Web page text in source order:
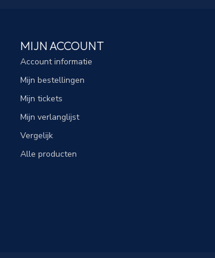
MIJN ACCOUNT
Account informatie
Mijn bestellingen
Mijn tickets
Mijn verlanglijst
Vergelijk
Alle producten